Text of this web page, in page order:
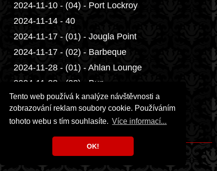
Tento web používá k analýze návštěvnosti a
zobrazování reklam soubory cookie. Používáním
tohoto webu s tím souhlasíte. Více informací...
OK!
2024-11-10 - (04) - Port Lockroy
2024-11-14 - 40
2024-11-17 - (01) - Jougla Point
2024-11-17 - (02) - Barbeque
2024-11-28 - (01) - Ahlan Lounge
2024-11-28 - (02) - Bun
2025
2026
Copyright © 1999 - 2026 Milka